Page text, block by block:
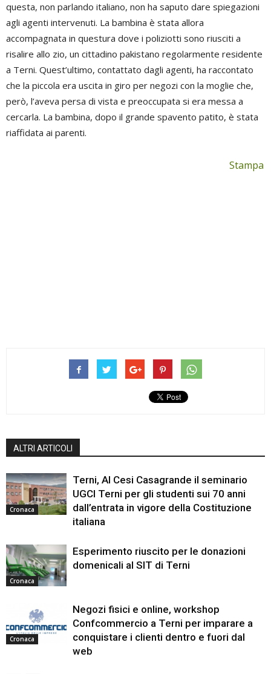
questa, non parlando italiano, non ha saputo dare spiegazioni
agli agenti intervenuti. La bambina è stata allora
accompagnata in questura dove i poliziotti sono riusciti a
risalire allo zio, un cittadino pakistano regolarmente residente
a Terni. Quest’ultimo, contattato dagli agenti, ha raccontato
che la piccola era uscita in giro per negozi con la moglie che,
però, l’aveva persa di vista e preoccupata si era messa a
cercarla. La bambina, dopo il grande spavento patito, è stata
riaffidata ai parenti.
Stampa
ALTRI ARTICOLI
Cronaca
Terni, Al Cesi Casagrande il seminario
UGCI Terni per gli studenti sui 70 anni
dall’entrata in vigore della Costituzione
italiana
Cronaca
Esperimento riuscito per le donazioni
domenicali al SIT di Terni
Cronaca
Negozi fisici e online, workshop
Confcommercio a Terni per imparare a
conquistare i clienti dentro e fuori dal
web